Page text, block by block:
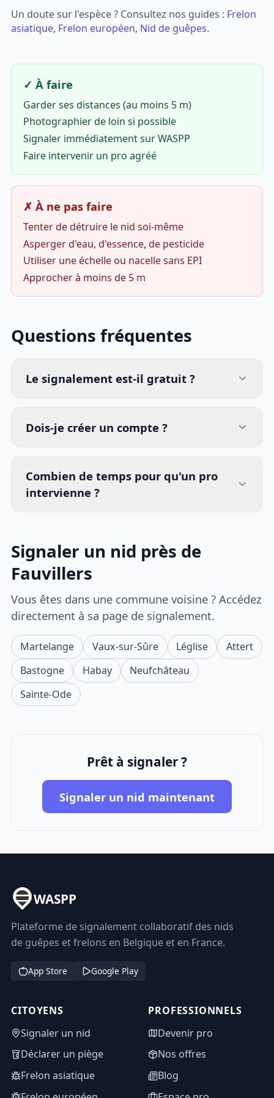
Un doute sur l'espèce ? Consultez nos guides : Frelon
asiatique, Frelon européen, Nid de guêpes.
✓ À faire
Garder ses distances (au moins 5 m)
Photographier de loin si possible
Signaler immédiatement sur WASPP
Faire intervenir un pro agréé
✗ À ne pas faire
Tenter de détruire le nid soi-même
Asperger d'eau, d'essence, de pesticide
Utiliser une échelle ou nacelle sans EPI
Approcher à moins de 5 m
Questions fréquentes
Le signalement est-il gratuit ?
Dois-je créer un compte ?
Combien de temps pour qu'un pro
intervienne ?
Signaler un nid près de
Fauvillers
Vous êtes dans une commune voisine ? Accédez
directement à sa page de signalement.
Martelange Vaux-sur-Sûre Léglise
Attert
Bastogne
Habay
Neufchâteau
Sainte-Ode
Prêt à signaler ?
Signaler un nid maintenant
WASPP
Plateforme de signalement collaboratif des nids
de guêpes et frelons en Belgique et en France.
App Store Google Play
CITOYENS
Signaler un nid
Déclarer un piège
Frelon asiatique
PROFESSIONNELS
Devenir pro
Nos offres
Blog